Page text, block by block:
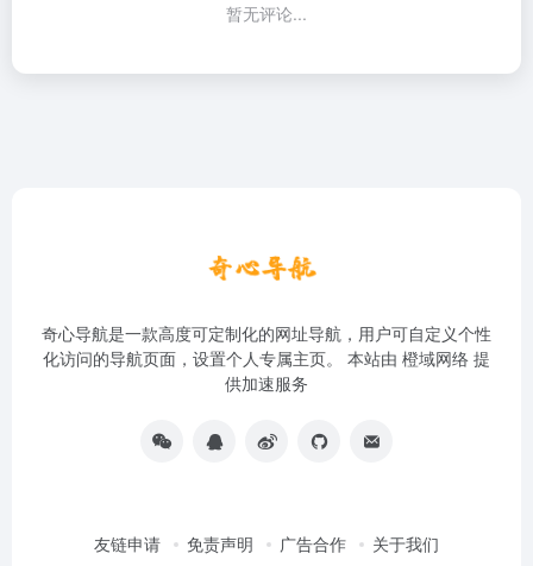
暂无评论...
奇心导航是一款高度可定制化的网址导航，用户可自定义个性
化访问的导航页面，设置个人专属主页。 本站由 橙域网络 提
供加速服务
友链申请 免责声明 广告合作 关于我们